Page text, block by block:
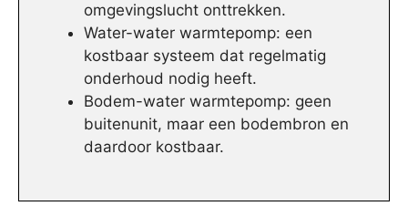
omgevingslucht onttrekken.
Water-water warmtepomp: een
kostbaar systeem dat regelmatig
onderhoud nodig heeft.
Bodem-water warmtepomp: geen
buitenunit, maar een bodembron en
daardoor kostbaar.